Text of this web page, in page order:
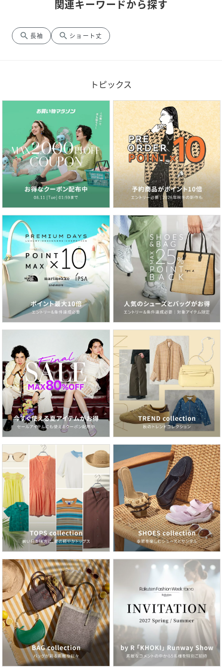
関連キーワードから探す
search 長袖 search ショート丈
トピックス